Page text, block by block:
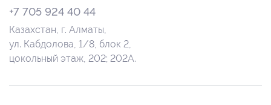
+7 705 924 40 44
Казахстан, г. Алматы,
ул. Кабдолова, 1/8, блок 2,
цокольный этаж, 202; 202А.